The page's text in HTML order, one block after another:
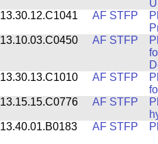
13.30.12.C1041
AF STFP
13.10.03.C0450
AF STFP
13.30.13.C1010
AF STFP
13.15.15.C0776
AF STFP
13.40.01.B0183
AF STFP